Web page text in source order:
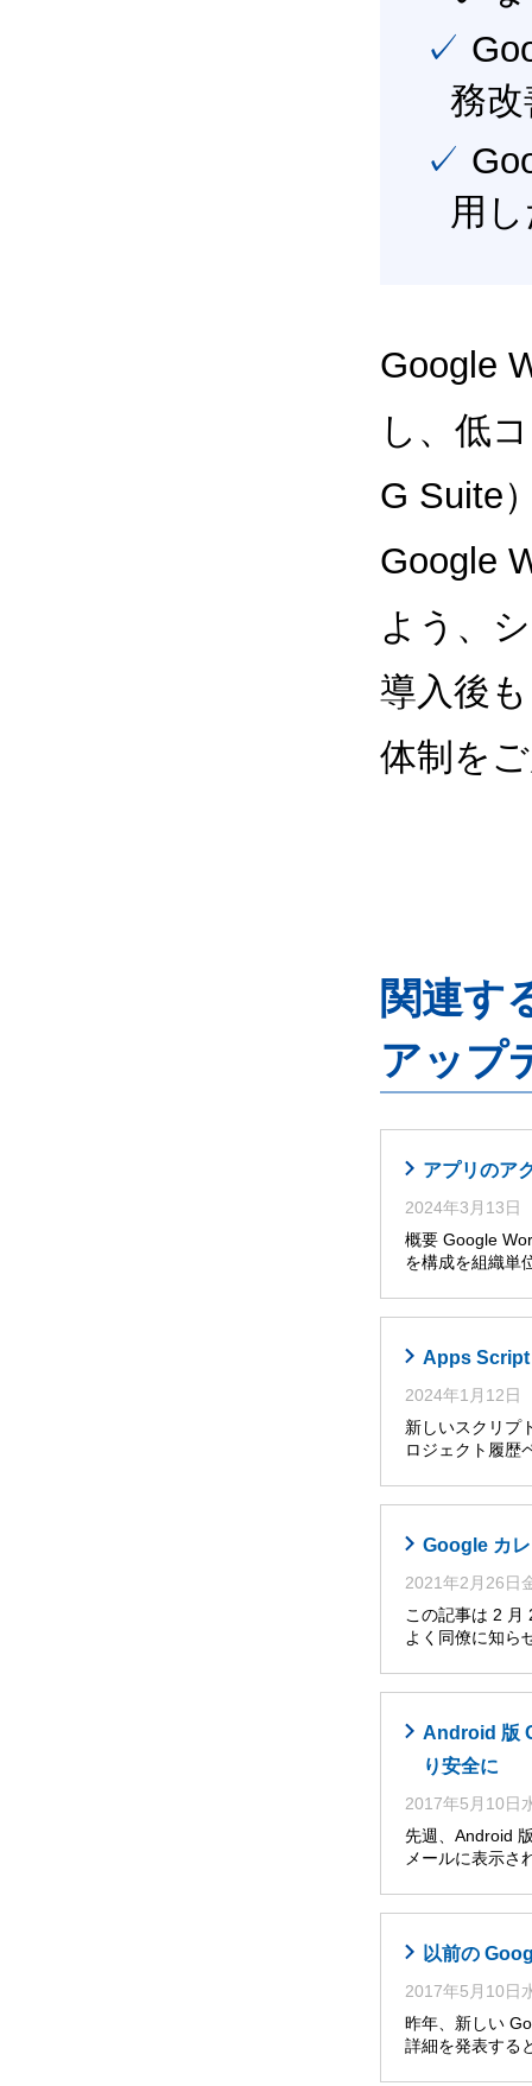
✓ Google Workspace（旧G Suite） を活用し、業
務
✓ Google Workspace（旧G Suite） を最大限に活
用
Google
し、低
G Suite
Google
よう、
導入後
体制を
関連す
アップ
アプリのア
2024年3月13日
概要 Google
を構成を組織単
Apps Script
2024年1月12日
新しいスクリプ
ロジェクト履歴
Google カ
2021年2月26日
この記事は 2
よく同僚に知ら
Android 版
り安全に
2017年5月10日
先週、Android
メールに表示
以前の
2017年5月10日
昨年、新しい
詳細を発表する